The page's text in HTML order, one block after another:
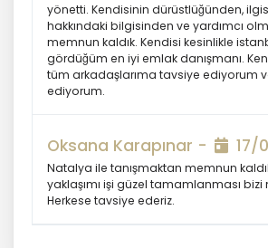
Kişisel veriler kural olarak,
Kanunu’nun 5.
şartlardan bir veya
PAZARLAMA A.Ş.
birimlerinin yürütmekte
veri işleme faaliyetlerinin
şartlardan bir veya bir
olarak yürütülüp
yönetti. Kendisinin dürüstlüğünden,
hakkındaki bilgisinden ve yardımcı
memnun kaldık. Kendisi kesinlikle
gördüğüm en iyi emlak danışmanı.
tüm arkadaşlarıma tavsiye ediyorum
ediyorum.
Oksana Karapınar - 17/
Natalya ile tanışmaktan memnun
yaklaşımı işi güzel tamamlanması bizi
Herkese tavsiye ederiz.